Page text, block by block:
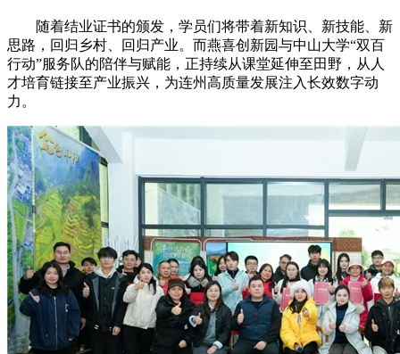
随着结业证书的颁发，学员们将带着新知识、新技能、新
思路，回归乡村、回归产业。而燕喜创新园与中山大学“双百
行动”服务队的陪伴与赋能，正持续从课堂延伸至田野，从人
才培育链接至产业振兴，为连州高质量发展注入长效数字动
力。